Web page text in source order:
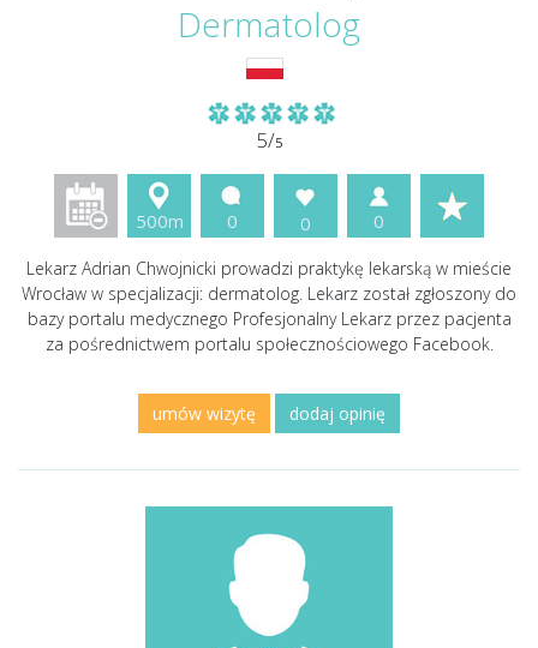
Dermatolog
5/5
500m 0 0 0
Lekarz Adrian Chwojnicki prowadzi praktykę lekarską w mieście
Wrocław w specjalizacji: dermatolog. Lekarz został zgłoszony do
bazy portalu medycznego Profesjonalny Lekarz przez pacjenta
za pośrednictwem portalu społecznościowego Facebook.
umów wizytę dodaj opinię